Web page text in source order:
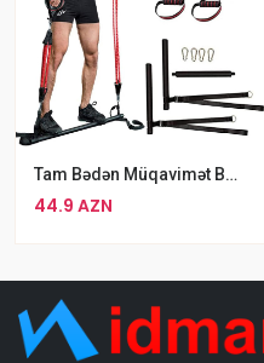
Tam Bədən Müqavimət Bantları
44.9 AZN